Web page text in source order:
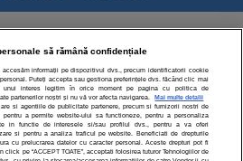
Politica de confidentialitate
Echipa editorială
Setările
să rămână confidențiale
informații pe dispozitivul dvs., precum identificatorii cookie
Puteți accepta sau gestiona preferințele dvs. făcând clic mai
interes legitim în orice moment pe pagina cu politica de
partenerilor noștri și nu vă vor afecta navigarea.
Mai multe detalii
si agentiile de publicitate partenere, precum si furnizorii nostri de
a permite website-ului sa functioneze, pentru a personaliza
in functie de interesele si/sau profilul dvs., pentru a va oferi
si pentru a analiza traficul pe website. Beneficiati de drepturile
cu prelucrarea datelor cu caracter personal. Aceste drepturi pot fi
click pe “ACCEPT TOATE”, acceptati folosirea tuturor Tehnologiilor de